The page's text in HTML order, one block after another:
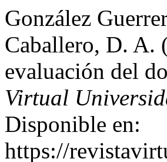
González
Caballero, D. A.
evaluación del
Virtual
Disponible en:
https://